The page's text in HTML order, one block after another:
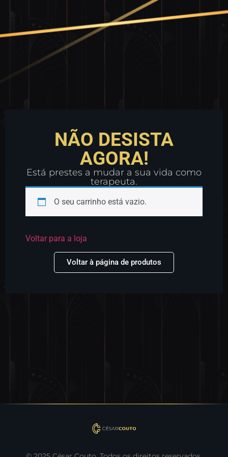
NÃO DESISTA
AGORA!
Está prestes a mudar a sua vida como
terapeuta.
O seu carrinho está vazio.
Voltar para a loja
Voltar à página de produtos